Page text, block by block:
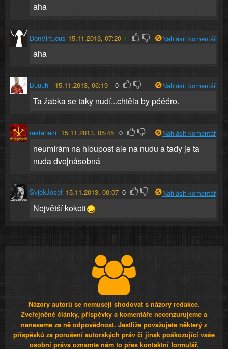
aha
DonVirtuous 15.11.2013, 07:20 1 Nahlásit komentář
aha
Buuuh 15.11.2013, 06:19 0 Nahlásit komentář
Ta žabka se taky nudí...chtěla by péééro.
rastanazi 15.11.2013, 05:45 0 Nahlásit komentář
neumírám na hloupost ale na nudu a tady je ta
nuda dvojnásobná
SvjekJosef 15.11.2013, 00:07 0 Nahlásit komentář
Největší kokoti
Názory autorů se nemusejí shodovat s názory redakce.
Zveřejněné články, příspěvky a komentáře necenzurujeme a
neneseme za ně odpovědnost. Jestliže považujete některý z
příspěvků za porušení autorských práv či jinak poškozující vaše
osobní práva oznamte nám to přes kontaktní formulář.